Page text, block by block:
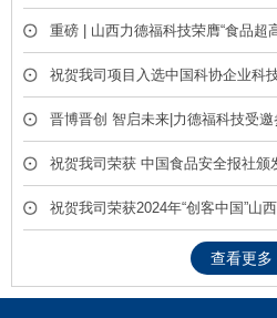
略合作框架协议
重磅 | 山西力德福科技荣膺“食品超
台共创单位”，携手产业链共筑非热
祝贺我司项目入选中国科协企业科
库
晋博晋创 智启未来|力德福科技受
后创新创业成果展
祝贺我司荣获 中国食品安全报社颁
位” 荣誉称号
祝贺我司荣获2024年“创客中国”山
查看更多